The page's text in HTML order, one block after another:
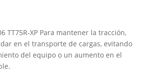
TT75R-XP Para mantener la tracción,
en el transporte de cargas, evitando
del equipo o un aumento en el